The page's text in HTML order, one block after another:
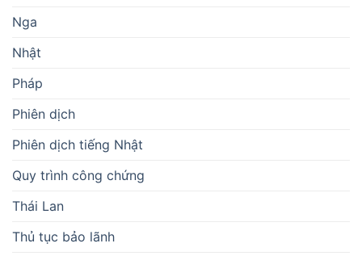
Nga
Nhật
Pháp
Phiên dịch
Phiên dịch tiếng Nhật
Quy trình công chứng
Thái Lan
Thủ tục bảo lãnh